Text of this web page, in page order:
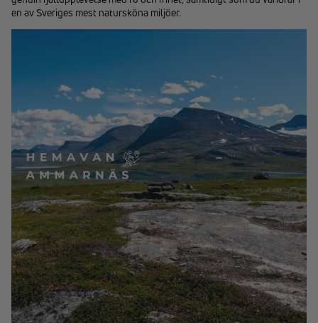
en av Sveriges mest natursköna miljöer.